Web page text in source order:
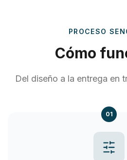
PROCESO
Cómo
Del diseño a la entrega en
01